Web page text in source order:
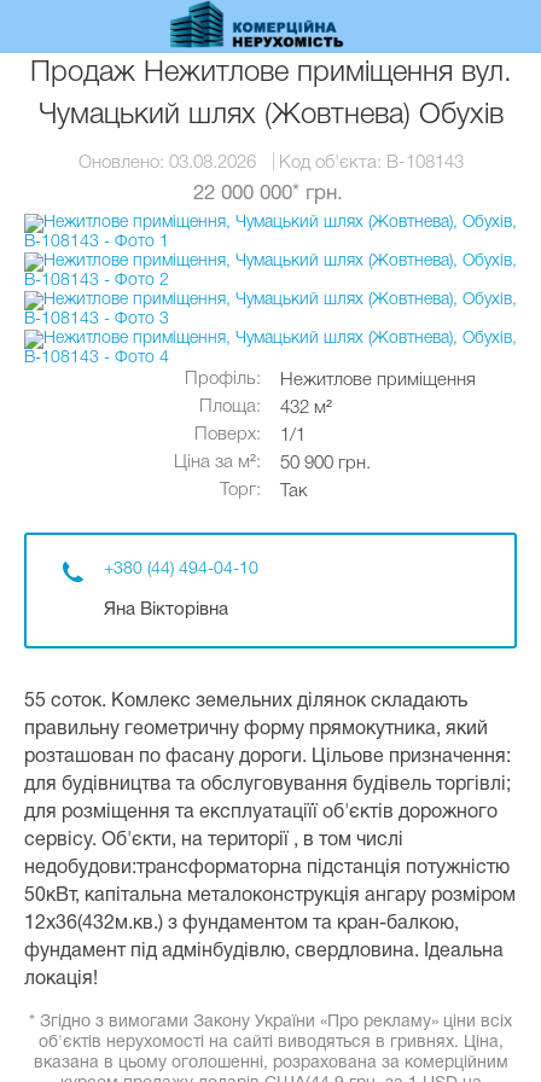
основного
Продаж Нежитлове приміщення вул.
Чумацький шлях (Жовтнева) Обухів
Оновлено: 03.08.2026 Код об'єкта: B-108143
22 000 000* грн.
Профіль:
Нежитлове приміщення
Площа:
432 м²
Поверх:
1/1
Ціна за м²:
50 900 грн.
Торг:
Так
+380 (44) 494-04-10
Яна Вікторівна
55 соток. Комлекс земельних ділянок складають
правильну геометричну форму прямокутника, який
розташован по фасану дороги. Цільове призначення:
для будівництва та обслуговування будівель торгівлі;
для розміщення та експлуатаціїї об'єктів дорожного
сервісу. Об'єкти, на території , в том числі
недобудови:трансформаторна підстанція потужністю
50кВт, капітальна металоконструкція ангару розміром
12х36(432м.кв.) з фундаментом та кран-балкою,
фундамент під адмінбудівлю, свердловина. Ідеальна
локація!
* Згідно з вимогами Закону України «Про рекламу» ціни всіх
об'єктів нерухомості на сайті виводяться в гривнях. Ціна,
вказана в цьому оголошенні, розрахована за комерційним